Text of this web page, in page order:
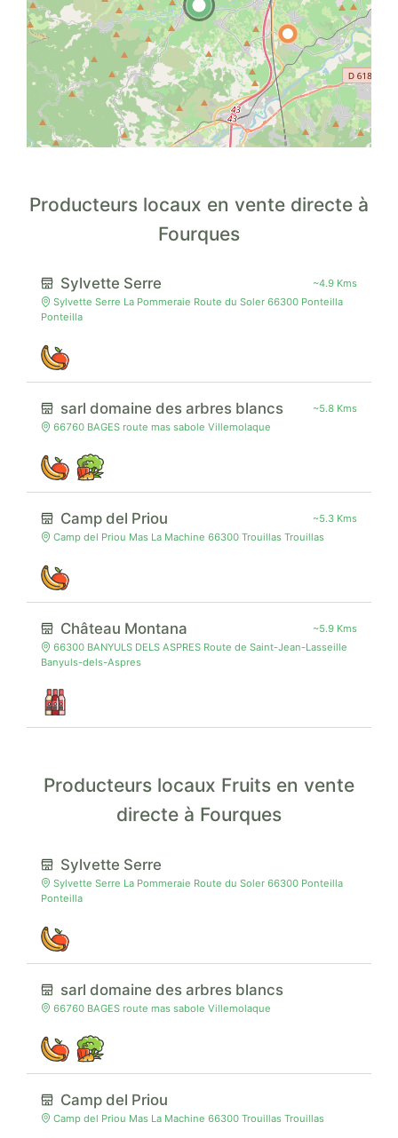
Producteurs locaux en vente directe à
Fourques
Sylvette Serre
~4.9 Kms
Sylvette Serre La Pommeraie Route du Soler 66300 Ponteilla
Ponteilla
sarl domaine des arbres blancs
~5.8 Kms
66760 BAGES route mas sabole Villemolaque
Camp del Priou
~5.3 Kms
Camp del Priou Mas La Machine 66300 Trouillas Trouillas
Château Montana
~5.9 Kms
66300 BANYULS DELS ASPRES Route de Saint-Jean-Lasseille
Banyuls-dels-Aspres
Producteurs locaux Fruits en vente
directe à Fourques
Sylvette Serre
Sylvette Serre La Pommeraie Route du Soler 66300 Ponteilla
Ponteilla
sarl domaine des arbres blancs
66760 BAGES route mas sabole Villemolaque
Camp del Priou
Camp del Priou Mas La Machine 66300 Trouillas Trouillas